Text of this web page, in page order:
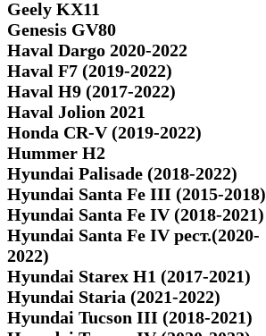
Geely KX11
Genesis GV80
Haval Dargo 2020-2022
Haval F7 (2019-2022)
Haval H9 (2017-2022)
Haval Jolion 2021
Honda CR-V (2019-2022)
Hummer H2
Hyundai Palisade (2018-2022)
Hyundai Santa Fe III (2015-2018)
Hyundai Santa Fe IV (2018-2021)
Hyundai Santa Fe IV рест.(2020-
2022)
Hyundai Starex H1 (2017-2021)
Hyundai Staria (2021-2022)
Hyundai Tucson III (2018-2021)